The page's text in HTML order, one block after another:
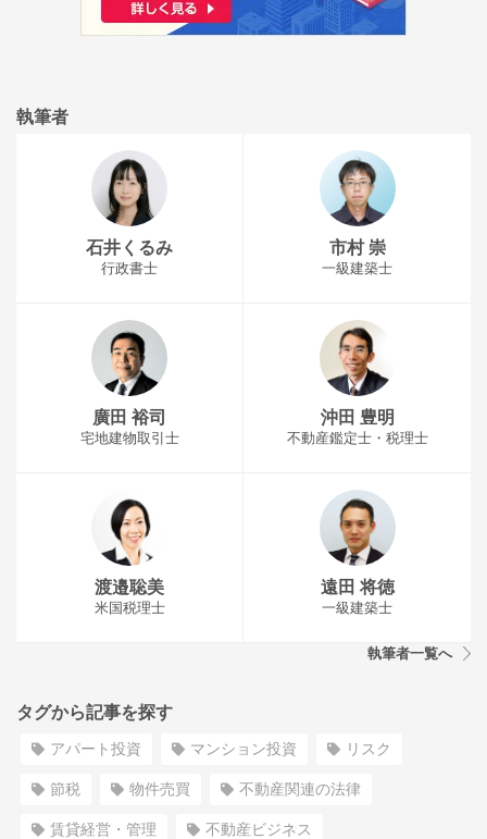
執筆者
石井くるみ
行政書士
市村 崇
一級建築士
廣田 裕司
宅地建物取引士
沖田 豊明
不動産鑑定士・税理士
渡邉聡美
米国税理士
遠田 将徳
一級建築士
執筆者一覧へ
タグから記事を探す
アパート投資 マンション投資 リスク
節税 物件売買 不動産関連の法律
賃貸経営・管理 不動産ビジネス